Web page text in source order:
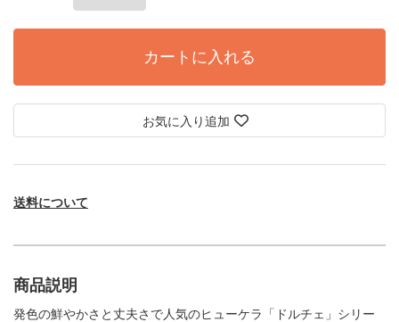
カートに入れる
お気に入り追加
送料について
商品説明
発色の鮮やかさと丈夫さで人気のヒューケラ「ドルチェ」シリー